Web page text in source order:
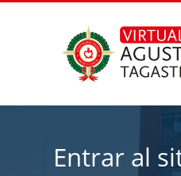
Entrar al